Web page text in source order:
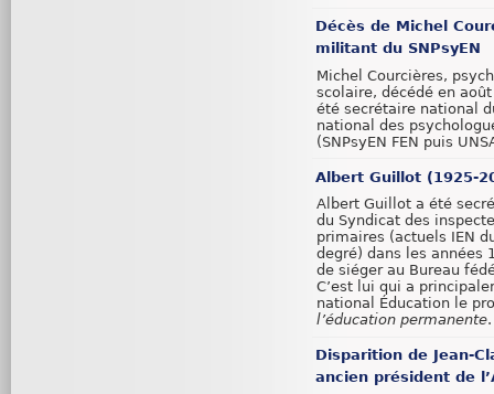
Décès de Michel
militant du SNPsyEN
Michel Courcières,
scolaire, décédé en
été secrétaire national
national des
(SNPsyEN FEN puis
Albert Guillot (1925-
Albert Guillot a été
du Syndicat des
primaires (actuels IEN
degré) dans les années
de siéger au Bureau
C’est lui qui a
national Éducation le
l’éducation permanente.
Disparition de Jean-
ancien président de